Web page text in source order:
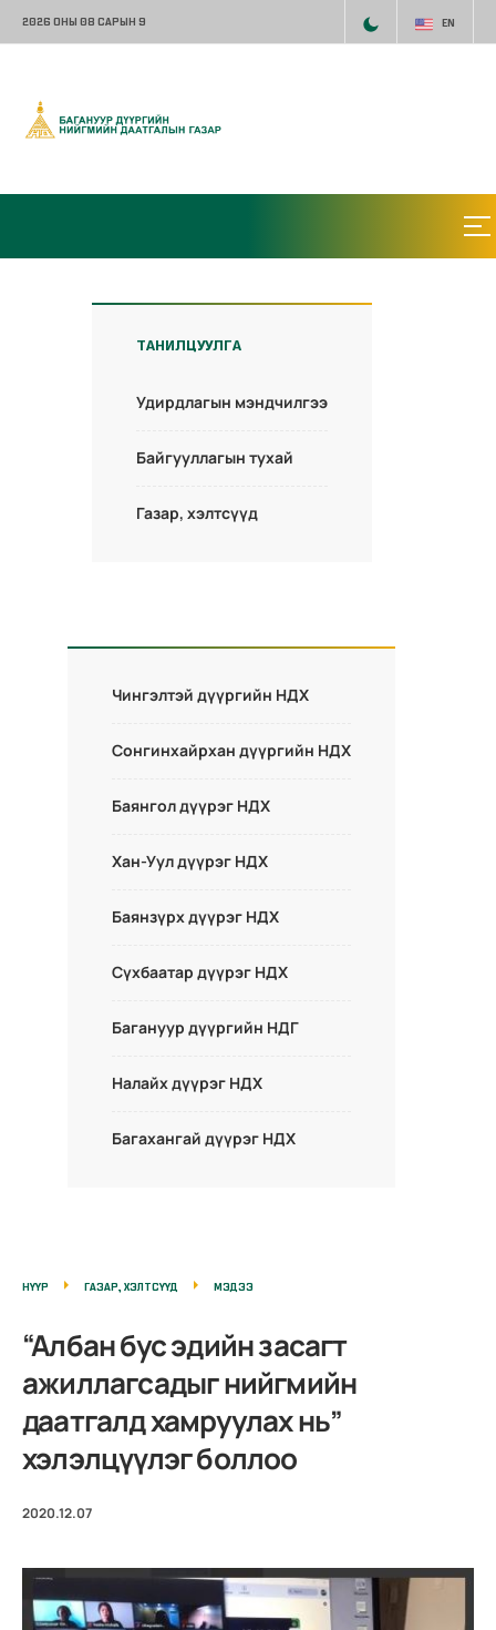
2026 ОНЫ 08 САРЫН 9 EN
ТАНИЛЦУУЛГА
Удирдлагын мэндчилгээ
Байгууллагын тухай
Газар, хэлтсүүд
Чингэлтэй дүүргийн НДХ
Сонгинхайрхан дүүргийн НДХ
Баянгол дүүрэг НДХ
Хан-Уул дүүрэг НДХ
Баянзүрх дүүрэг НДХ
Сүхбаатар дүүрэг НДХ
Багануур дүүргийн НДГ
Налайх дүүрэг НДХ
Багахангай дүүрэг НДХ
НҮҮР ГАЗАР, ХЭЛТСҮҮД МЭДЭЭ
“Албан бус эдийн засагт
ажиллагсадыг нийгмийн
даатгалд хамруулах нь”
хэлэлцүүлэг боллоо
2020.12.07